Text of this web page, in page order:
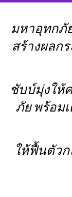
มหาอุทกภั
สร้างผลก
ชับบ์มุ่งให้
ภัย พร้อม
ให้ฟื้นตัว